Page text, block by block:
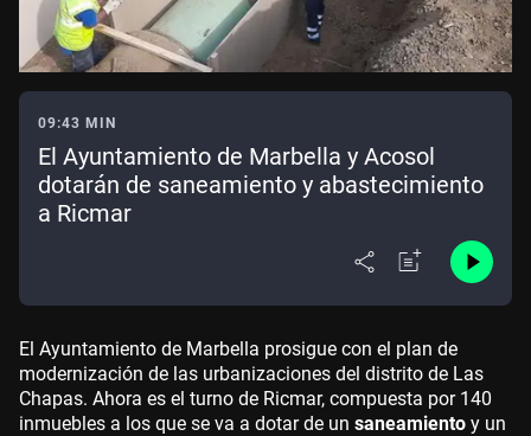
09:43 MIN
El Ayuntamiento de Marbella y Acosol
dotarán de saneamiento y abastecimiento
a Ricmar
El Ayuntamiento de Marbella prosigue con el plan de
modernización de las urbanizaciones del distrito de Las
Chapas. Ahora es el turno de Ricmar, compuesta por 140
inmuebles a los que se va a dotar de un saneamiento y un